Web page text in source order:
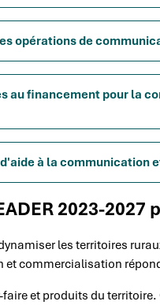
opérations de
au financement pour la
à la communication
2023-
les territoires
commercialisation
et produits du